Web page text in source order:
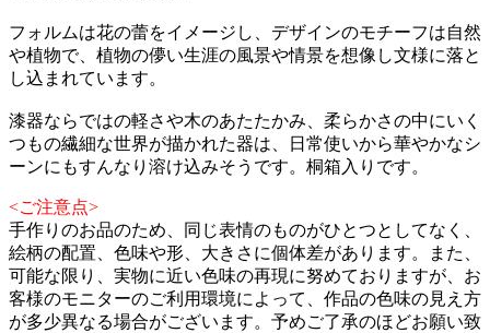
フォルムは花の蕾をイメージし、デザインのモチーフは自然
や植物で、植物の儚い生涯の風景や情景を想像し文様に落と
し込まれています。
漆器ならではの軽さや木のあたたかみ、柔らかさの中にいく
つもの繊細な世界が描かれた器は、日常使いから華やかなシ
ーンにもすんなり溶け込みそうです。桐箱入りです。
<ご注意点>
手作りのお品のため、同じ表情のものがひとつとしてなく、
絵柄の配置、色味や形、大きさに個体差があります。また、
可能な限り、実物に近い色味の再現に努めておりますが、お
客様のモニターのご利用環境によって、作品の色味の見え方
が多少異なる場合がございます。予めご了承のほどお願い致